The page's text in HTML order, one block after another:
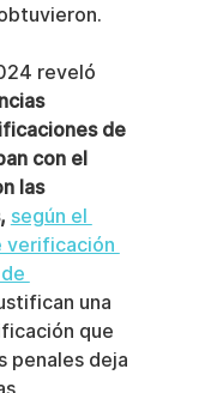
reveló
de
con el
las
según el
verificación
una
que
penales deja